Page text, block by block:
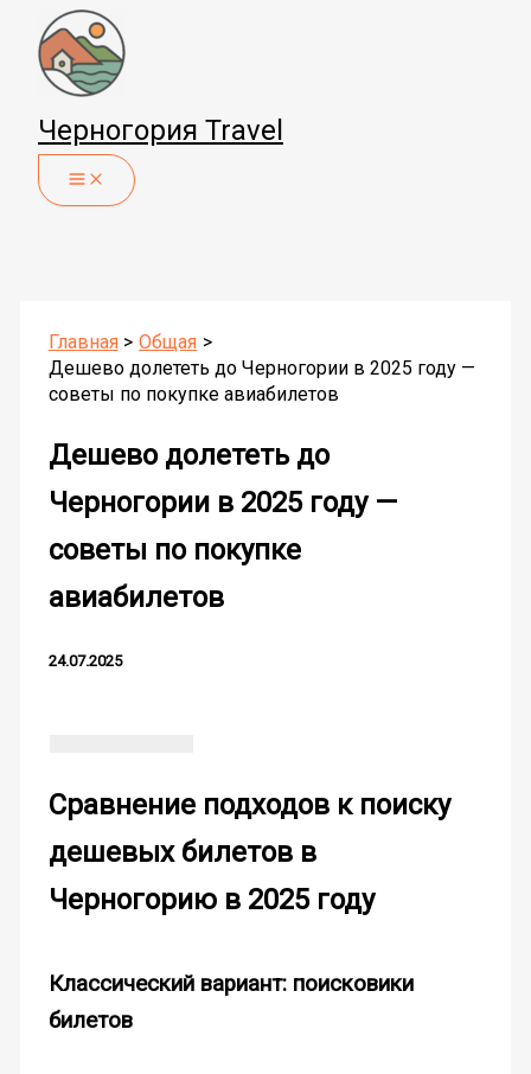
Перейти
содержимому
Черногория Travel
Главная
Общая
Дешево долететь до Черногории в 2025 году —
советы по покупке авиабилетов
Дешево долететь до
Черногории в 2025 году —
советы по покупке
авиабилетов
24.07.2025
Сравнение подходов к поиску
дешевых билетов в
Черногорию в 2025 году
Классический вариант: поисковики
билетов